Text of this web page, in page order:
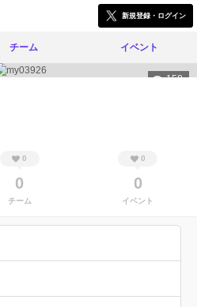
新規登録・ログイン
チーム イベント
158
0
0
チーム
0
0
イベント